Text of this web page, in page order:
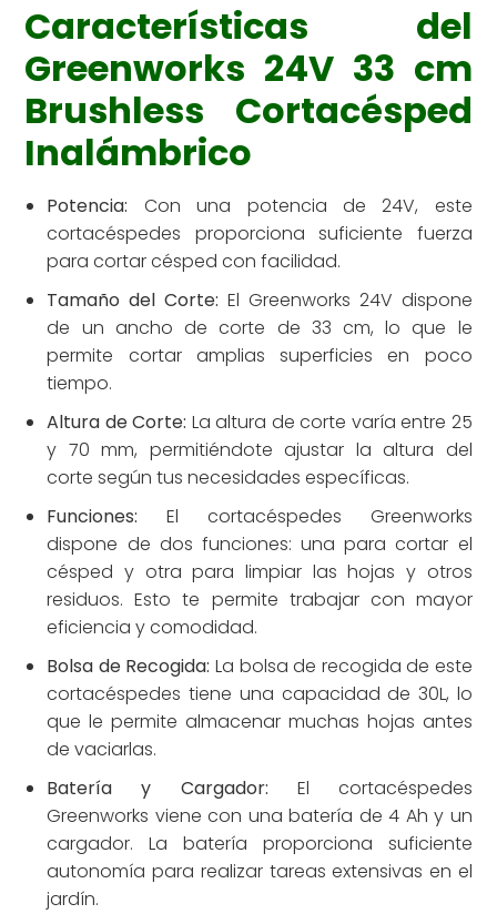
Características del
Greenworks 24V 33 cm
Brushless Cortacésped
Inalámbrico
Potencia: Con una potencia de 24V, este
cortacéspedes proporciona suficiente fuerza
para cortar césped con facilidad.
Tamaño del Corte: El Greenworks 24V dispone
de un ancho de corte de 33 cm, lo que le
permite cortar amplias superficies en poco
tiempo.
Altura de Corte: La altura de corte varía entre 25
y 70 mm, permitiéndote ajustar la altura del
corte según tus necesidades específicas.
Funciones: El cortacéspedes Greenworks
dispone de dos funciones: una para cortar el
césped y otra para limpiar las hojas y otros
residuos. Esto te permite trabajar con mayor
eficiencia y comodidad.
Bolsa de Recogida: La bolsa de recogida de este
cortacéspedes tiene una capacidad de 30L, lo
que le permite almacenar muchas hojas antes
de vaciarlas.
Batería y Cargador: El cortacéspedes
Greenworks viene con una batería de 4 Ah y un
cargador. La batería proporciona suficiente
autonomía para realizar tareas extensivas en el
jardín.